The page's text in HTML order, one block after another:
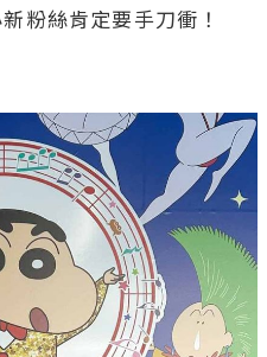
粉絲肯定要手刀衝！